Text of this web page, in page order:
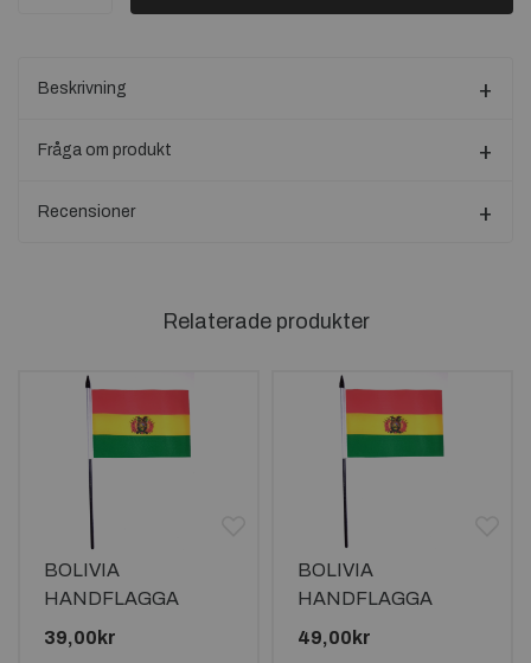
Beskrivning
Fråga om produkt
Recensioner
Relaterade produkter
BOLIVIA
HANDFLAGGA
15X10CM
39,00kr
BOLIVIA
HANDFLAGGA
23X15CM
49,00kr